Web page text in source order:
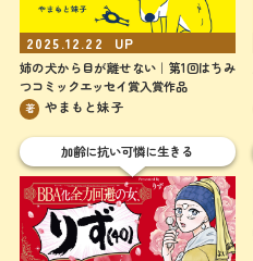
2025.12.22 UP
姉の犬から目が離せない｜第1回はちみ
つコミックエッセイ賞入賞作品
著 やまもと妹子
加齢に抗い可憐に生きる